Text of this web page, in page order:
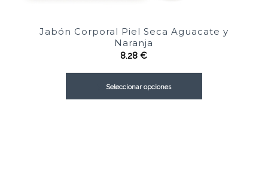
Jabón Corporal Piel Seca Aguacate y
Naranja
8.28€
Seleccionar opciones